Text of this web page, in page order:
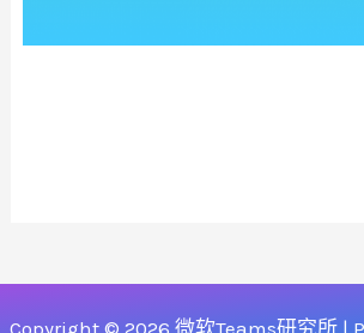
Copyright © 2026 微软Teams研究所 |